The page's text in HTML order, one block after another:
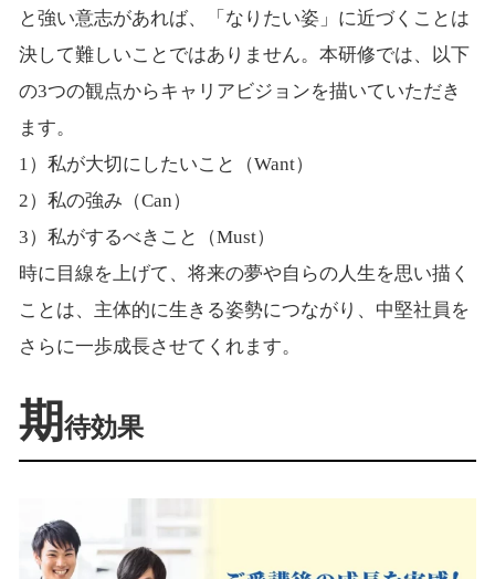
と強い意志があれば、「なりたい姿」に近づくことは
決して難しいことではありません。本研修では、以下
の3つの観点からキャリアビジョンを描いていただき
ます。
1）私が大切にしたいこと（Want）
2）私の強み（Can）
3）私がするべきこと（Must）
時に目線を上げて、将来の夢や自らの人生を思い描く
ことは、主体的に生きる姿勢につながり、中堅社員を
さらに一歩成長させてくれます。
期 待効果